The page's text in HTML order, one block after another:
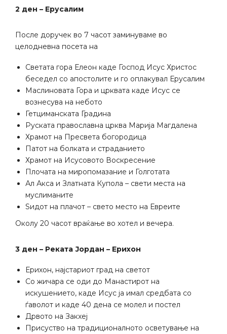
2 ден – Ерусалим
После доручек во 7 часот заминуваме во
целодневна посета на
Светата гора Елеон каде Господ Исус Христос
беседел со апостолите и го оплакувал Ерусалим
Маслиновата Гора и црквата каде Исус се
вознесува на небото
Гетциманската Градина
Руската православна црква Марија Магдалена
Храмот на Пресвета богородица
Патот на болката и страданието
Храмот на Исусовото Воскресение
Плочата на миропомазание и Голготата
Ал Акса и Златната Купола – свети места на
муслиманите
Ѕидот на плачот – свето место на Евреите
Околу 20 часот враќање во хотел и вечера.
3 ден – Реката Јордан – Ерихон
Ерихон, најстариот град на светот
Со жичара се оди до Манастирот на
искушението, каде Исус ја имал средбата со
ѓаволот и каде 40 дена се молел и постел
Дрвото на Закхеј
Присуство на традиционалното осветување на